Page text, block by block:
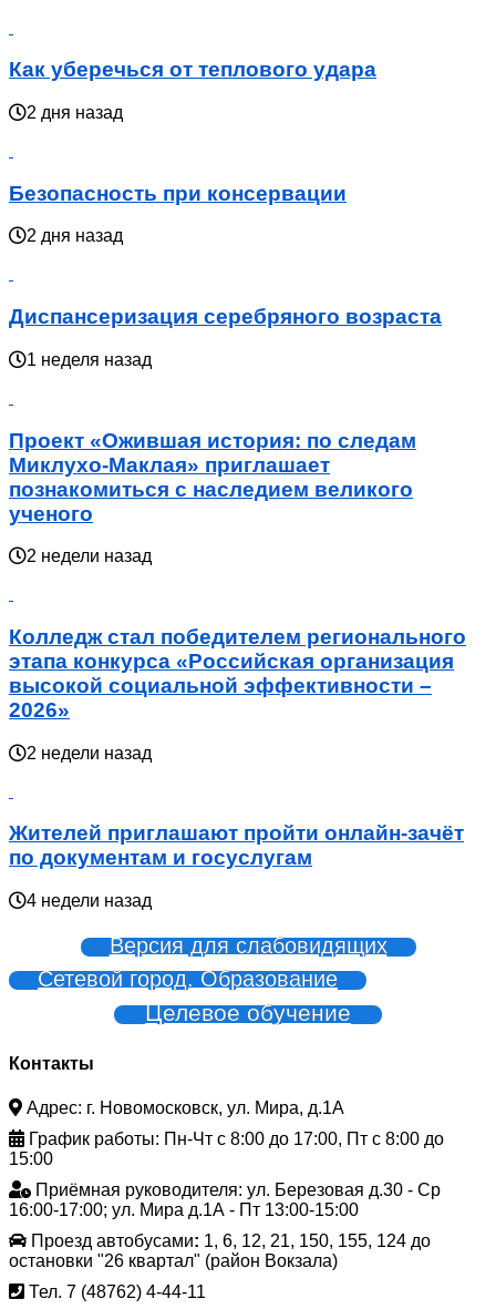
Как уберечься от теплового удара
2 дня назад
Безопасность при консервации
2 дня назад
Диспансеризация серебряного возраста
1 неделя назад
Проект «Ожившая история: по следам
Миклухо-Маклая» приглашает
познакомиться с наследием великого
ученого
2 недели назад
Колледж стал победителем регионального
этапа конкурса «Российская организация
высокой социальной эффективности –
2026»
2 недели назад
Жителей приглашают пройти онлайн-зачёт
по документам и госуслугам
4 недели назад
Версия для слабовидящих
Сетевой город. Образование
Целевое обучение
Контакты
Адрес: г. Новомосковск, ул. Мира, д.1А
График работы: Пн-Чт с 8:00 до 17:00, Пт с 8:00 до
15:00
Приёмная руководителя: ул. Березовая д.30 - Ср
16:00-17:00; ул. Мира д.1А - Пт 13:00-15:00
Проезд автобусами: 1, 6, 12, 21, 150, 155, 124 до
остановки "26 квартал" (район Вокзала)
Тел. 7 (48762) 4-44-11